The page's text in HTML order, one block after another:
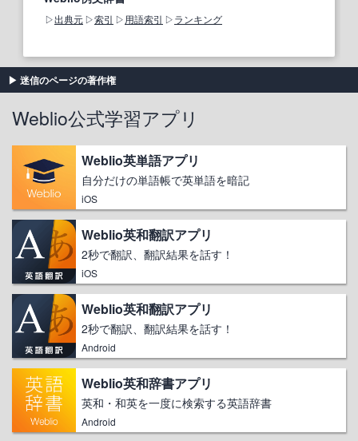
出典元 索引 用語索引 ランキング
迷信のページの著作権
Weblio公式学習アプリ
Weblio英単語アプリ
自分だけの単語帳で英単語を暗記
iOS
Weblio英和翻訳アプリ
2秒で翻訳、翻訳結果を話す！
iOS
Weblio英和翻訳アプリ
2秒で翻訳、翻訳結果を話す！
Android
Weblio英和辞書アプリ
英和・和英を一度に検索する英語辞書
Android